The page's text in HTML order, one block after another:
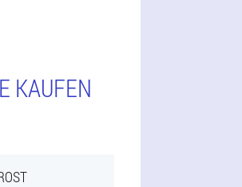
KAUFEN